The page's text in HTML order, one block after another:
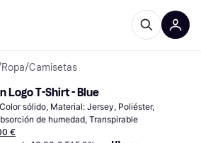
Ropa/Camisetas
Logo T-Shirt - Blue
sólido, Material: Jersey, Poliéster,
de humedad, Transpirable
€